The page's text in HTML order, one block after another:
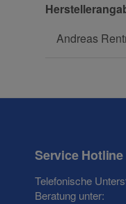
Andreas
Service Hotline
Telefonische
Beratung unter: